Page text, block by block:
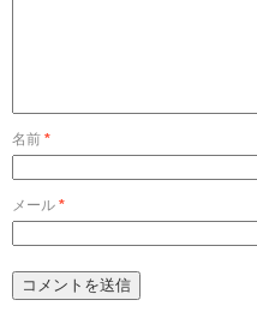
名前 *
メール *